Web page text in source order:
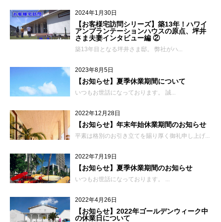
2024年1月30日
【お客様宅訪問シリーズ】築13年！ハワイ
アンプランテーションハウスの原点、坪井
さま夫妻インタビュー編 ②
築13年目となる坪井さま邸。 弊社がハ...
2023年8月5日
【お知らせ】夏季休業期間について
いつもお世話になっております。 誠...
2022年12月28日
【お知らせ】年末年始休業期間のお知らせ
平素は格別のお引き立てを賜り厚く御礼申し上げ...
2022年7月19日
【お知らせ】夏季休業期間のお知らせ
いつもお世話になっております。 ...
2022年4月26日
【お知らせ】2022年ゴールデンウィーク中
の休業日について